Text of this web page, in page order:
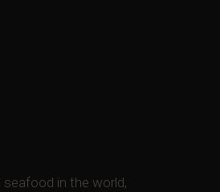
in the world,